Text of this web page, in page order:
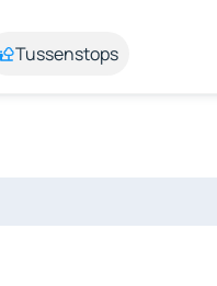
Tussenstops